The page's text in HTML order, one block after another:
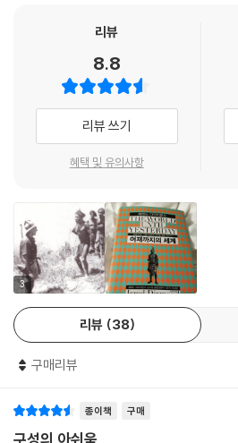
아이들을 다른 방식으로 키우며, 노인들을
는 태도 또한 매우 달랐다. 그 방식들 중 어
다. 그러나 그것들 중 어떤 것들은 매우 훌륭
나의 친구들에게 배운 것으로부터 비롯되었
식을 찾기 위한 내 연구의 해답이 그곳에 있
최첨단의 문명사회를 구할 강력한 비책은
문명의 흥망을 진단하고 진화 과정을 분석
걸친 문화인류학 탐사는, ‘어제의 세계’에서
를 찾아 우리 삶을 바꿔가는 방법에 대한 답
존재했던 전통사회에서 모색하고 성찰한다.
리가 살아가는 방식이 유일한 것이 아니며
향을 지향할 수 있는 대안이 있다는 걸 알려
재한다는 사실 자체만으로도 우리가 삶의
카 이누피아크족, 아마존 야노마모족, 필리
의 사회에서 수십 년간 함께 생활하면서 문
리뷰
8.8
리뷰 쓰기
혜택 및 유의사항
3
리뷰 38
구매리뷰
종이책 구매
구성의 아쉬움